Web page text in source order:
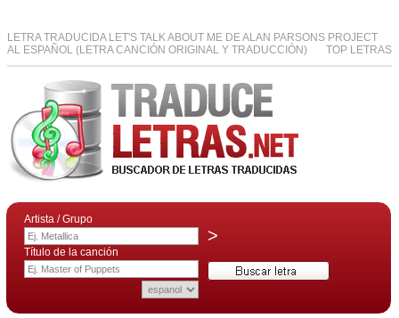
LETRA TRADUCIDA LET'S TALK ABOUT ME DE ALAN PARSONS PROJECT
AL ESPAÑOL (LETRA CANCIÓN ORIGINAL Y TRADUCCIÓN)
TOP LETRAS
Artista / Grupo
>
Título de la canción